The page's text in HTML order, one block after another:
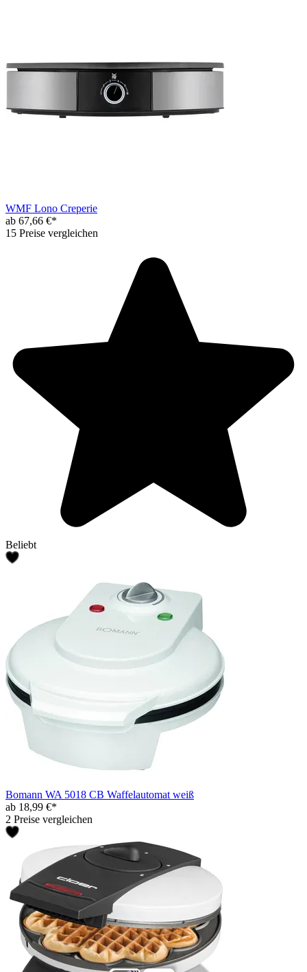
WMF Lono Creperie
ab 67,66 €*
15 Preise vergleichen
Beliebt
Bomann WA 5018 CB Waffelautomat weiß
ab 18,99 €*
2 Preise vergleichen